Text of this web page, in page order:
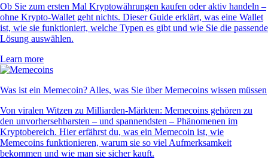
Ob Sie zum ersten Mal Kryptowährungen kaufen oder aktiv handeln –
ohne Krypto-Wallet geht nichts. Dieser Guide erklärt, was eine Wallet
ist, wie sie funktioniert, welche Typen es gibt und wie Sie die passende
Lösung auswählen.
Learn more
Was ist ein Memecoin? Alles, was Sie über Memecoins wissen müssen
Von viralen Witzen zu Milliarden-Märkten: Memecoins gehören zu
den unvorhersehbarsten – und spannendsten – Phänomenen im
Kryptobereich. Hier erfährst du, was ein Memecoin ist, wie
Memecoins funktionieren, warum sie so viel Aufmerksamkeit
bekommen und wie man sie sicher kauft.